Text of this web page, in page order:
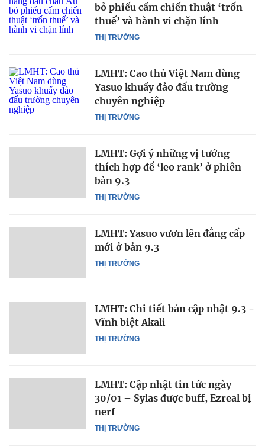
THỊ TRƯỜNG
bỏ phiếu cấm chiến thuật ‘trốn
thuế’ và hành vi chặn lính
THỊ TRƯỜNG
LMHT: Cao thủ Việt Nam dùng
Yasuo khuấy đảo đấu trường
chuyên nghiệp
THỊ TRƯỜNG
LMHT: Gợi ý những vị tướng
thích hợp để ‘leo rank’ ở phiên
bản 9.3
THỊ TRƯỜNG
LMHT: Yasuo vươn lên đẳng cấp
mới ở bản 9.3
THỊ TRƯỜNG
LMHT: Chi tiết bản cập nhật 9.3 -
Vĩnh biệt Akali
THỊ TRƯỜNG
LMHT: Cập nhật tin tức ngày
30/01 – Sylas được buff, Ezreal bị
nerf